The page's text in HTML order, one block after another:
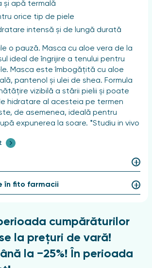
și apă termală
orice tip de piele
intensă și de lungă durată
o pauză. Masca cu aloe vera de la
ideal de îngrijire a tenului pentru
Masca este îmbogățită cu aloe
pantenol și ulei de shea. Formula
vizibilă a stării pielii și poate
hidratare al acesteia pe termen
de asemenea, ideală pentru
expunerea la soare. *Studiu in vivo
în fito farmacii
cumpărăturilor
la prețuri de vară!
la −25%! În perioada